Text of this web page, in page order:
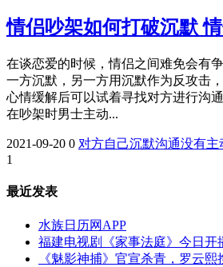
情侣吵架如何打破沉默
在谈恋爱的时候，情侣之间难免会有
一方沉默，另一方用沉默作为反攻击
心情缓解后可以试着寻找对方进行沟
在吵架时男士主动...
2021-09-20 0 对方自己沉默沟通没有主
1
最近发表
水族日历网APP
福建电视剧《家事法庭》今日开
《魅影神捕》官宣杀青，罗云